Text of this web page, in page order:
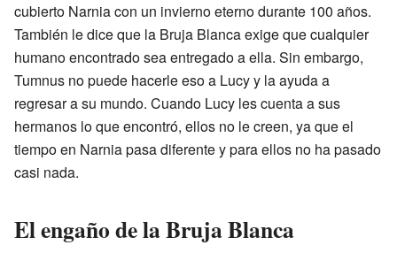
cubierto Narnia con un invierno eterno durante 100 años.
También le dice que la Bruja Blanca exige que cualquier
humano encontrado sea entregado a ella. Sin embargo,
Tumnus no puede hacerle eso a Lucy y la ayuda a
regresar a su mundo. Cuando Lucy les cuenta a sus
hermanos lo que encontró, ellos no le creen, ya que el
tiempo en Narnia pasa diferente y para ellos no ha pasado
casi nada.
El engaño de la Bruja Blanca